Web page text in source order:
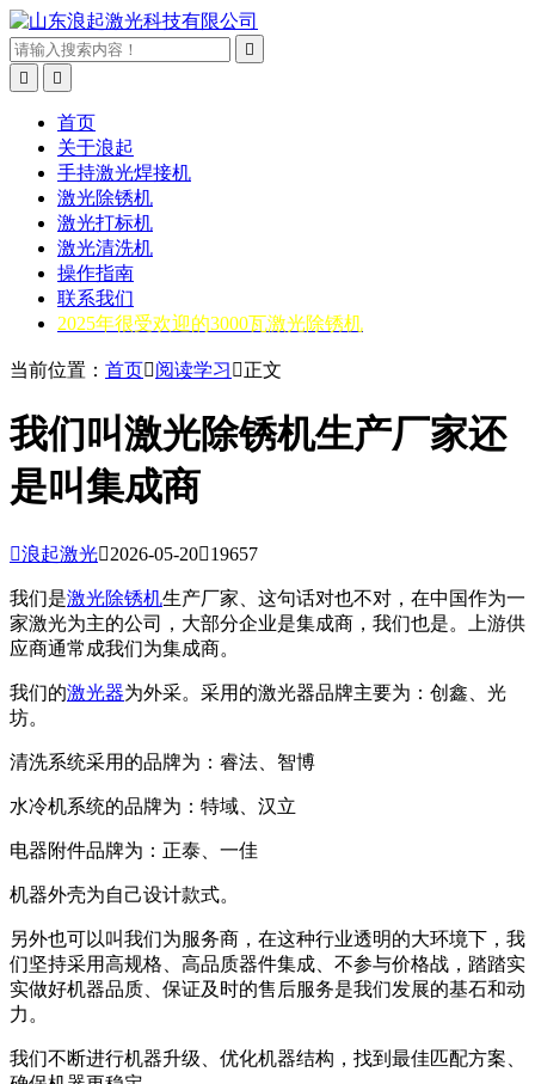



首页
关于浪起
手持激光焊接机
激光除锈机
激光打标机
激光清洗机
操作指南
联系我们
2025年很受欢迎的3000瓦激光除锈机
当前位置： 首页阅读学习 正文
我们叫激光除锈机生产厂家还
是叫集成商
浪起激光2026-05-2019657
我们是激光除锈机生产厂家、这句话对也不对，在中国作为一
家激光为主的公司，大部分企业是集成商，我们也是。上游供
应商通常成我们为集成商。
我们的激光器为外采。采用的激光器品牌主要为：创鑫、光
坊。
清洗系统采用的品牌为：睿法、智博
水冷机系统的品牌为：特域、汉立
电器附件品牌为：正泰、一佳
机器外壳为自己设计款式。
另外也可以叫我们为服务商，在这种行业透明的大环境下，我
们坚持采用高规格、高品质器件集成、不参与价格战，踏踏实
实做好机器品质、保证及时的售后服务是我们发展的基石和动
力。
我们不断进行机器升级、优化机器结构，找到最佳匹配方案、